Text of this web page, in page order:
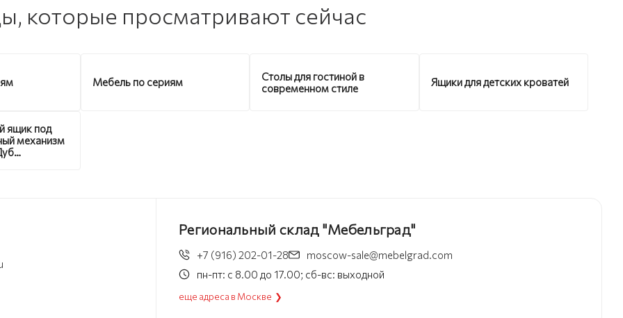
которые просматривают сейчас
Мебель по сериям
Столы для гостиной в
современном стиле
Ящики для детских кроватей
ящик под
механизм
Региональный склад "Мебельград"
+7 (916) 202-01-28
moscow-sale@mebelgrad.com
пн-пт: с 8.00 до 17.00; сб-вс: выходной
еще адреса в Москве ❯